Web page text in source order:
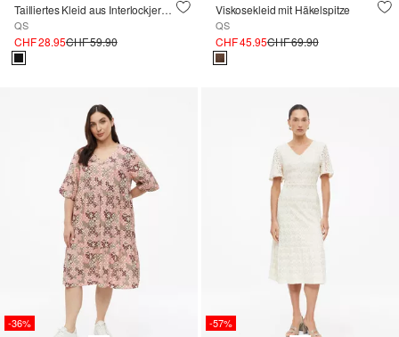
Tailliertes Kleid aus Interlockjersey
QS
CHF 28.95CHF 59.90
Viskosekleid mit Häkelspitze
QS
CHF 45.95CHF 69.90
-36% -57%